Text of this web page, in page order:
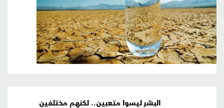
البشر ليسوا متعبين.. لكنهم مختلفين